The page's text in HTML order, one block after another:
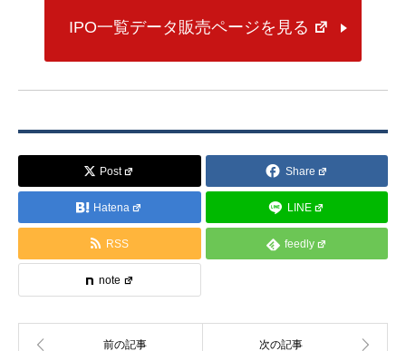
IPO一覧データ販売ページを見る
Post Share
Hatena LINE
RSS feedly
note